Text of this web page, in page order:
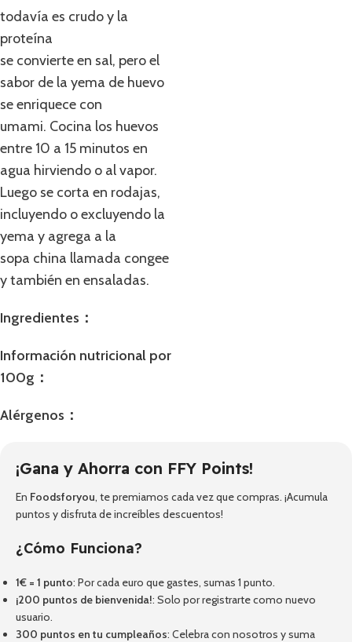
todavía es crudo y la
proteína
se convierte en sal, pero el
sabor de la yema de huevo
se enriquece con
umami. Cocina los huevos
entre 10 a 15 minutos en
agua hirviendo o al vapor.
Luego se corta en rodajas,
incluyendo o excluyendo la
yema y agrega a la
sopa china llamada congee
y también en ensaladas.
Ingredientes：
Información nutricional por
100g：
Alérgenos：
¡Gana y Ahorra con FFY Points!
En Foodsforyou, te premiamos cada vez que compras. ¡Acumula
puntos y disfruta de increíbles descuentos!
¿Cómo Funciona?
1€ = 1 punto: Por cada euro que gastes, sumas 1 punto.
¡200 puntos de bienvenida!: Solo por registrarte como nuevo
usuario.
300 puntos en tu cumpleaños: Celebra con nosotros y suma